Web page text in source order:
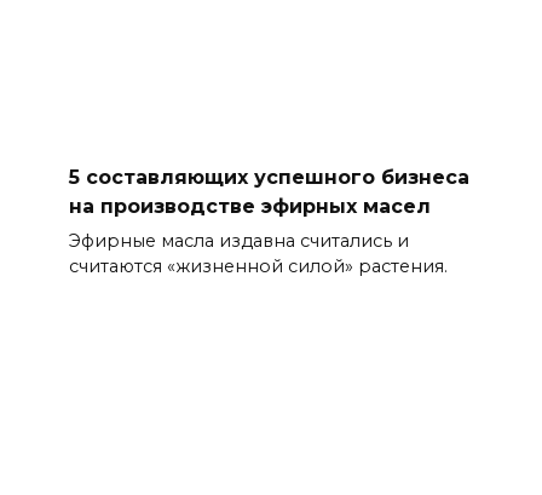
5 составляющих успешного бизнеса
на производстве эфирных масел
Эфирные масла издавна считались и
считаются «жизненной силой» растения.